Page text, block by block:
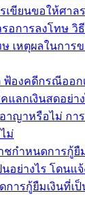
เขียนขอให้ศาล
รอการลงโทษ
เหตุผลในการ
ฟ้องคดีกรณีออก
ลกเงินสดอย่า
าญาหรือไม่ กา
ม่
กำหนดการกู้ยื
อย่างไร โดนแ
ารกู้ยืมเงินที่เ